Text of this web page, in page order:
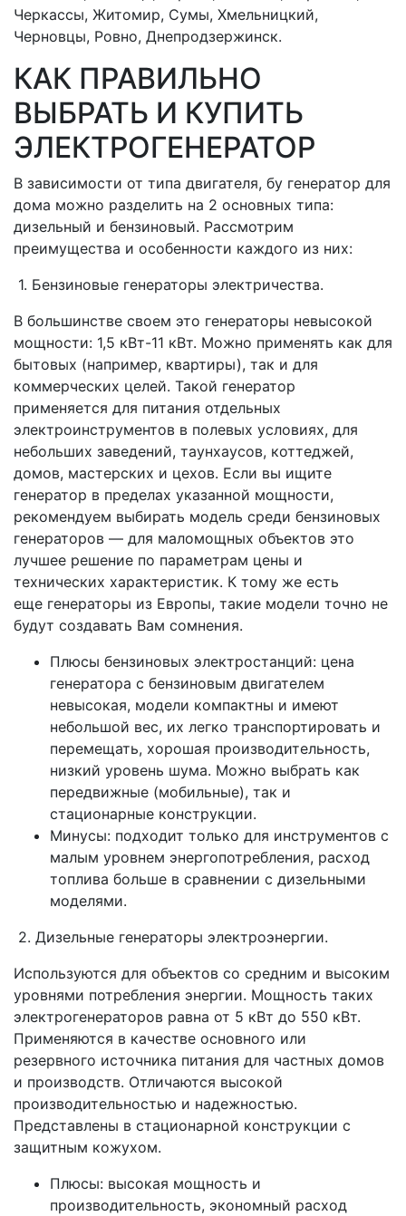
Черкассы, Житомир, Сумы, Хмельницкий,
Черновцы, Ровно, Днепродзержинск.
КАК ПРАВИЛЬНО
ВЫБРАТЬ И КУПИТЬ
ЭЛЕКТРОГЕНЕРАТОР
В зависимости от типа двигателя, бу генератор для
дома можно разделить на 2 основных типа:
дизельный и бензиновый. Рассмотрим
преимущества и особенности каждого из них:
1. Бензиновые генераторы электричества.
В большинстве своем это генераторы невысокой
мощности: 1,5 кВт-11 кВт. Можно применять как для
бытовых (например, квартиры), так и для
коммерческих целей. Такой генератор
применяется для питания отдельных
электроинструментов в полевых условиях, для
небольших заведений, таунхаусов, коттеджей,
домов, мастерских и цехов. Если вы ищите
генератор в пределах указанной мощности,
рекомендуем выбирать модель среди бензиновых
генераторов — для маломощных объектов это
лучшее решение по параметрам цены и
технических характеристик. К тому же есть
еще генераторы из Европы, такие модели точно не
будут создавать Вам сомнения.
Плюсы бензиновых электростанций: цена
генератора с бензиновым двигателем
невысокая, модели компактны и имеют
небольшой вес, их легко транспортировать и
перемещать, хорошая производительность,
низкий уровень шума. Можно выбрать как
передвижные (мобильные), так и
стационарные конструкции.
Минусы: подходит только для инструментов с
малым уровнем энергопотребления, расход
топлива больше в сравнении с дизельными
моделями.
2. Дизельные генераторы электроэнергии.
Используются для объектов со средним и высоким
уровнями потребления энергии. Мощность таких
электрогенераторов равна от 5 кВт до 550 кВт.
Применяются в качестве основного или
резервного источника питания для частных домов
и производств. Отличаются высокой
производительностью и надежностью.
Представлены в стационарной конструкции с
защитным кожухом.
Плюсы: высокая мощность и
производительность, экономный расход